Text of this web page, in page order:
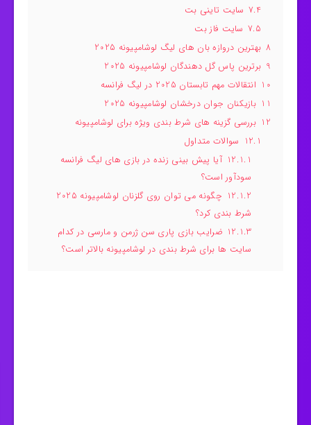
7.4 سایت تاینی بت
7.5 سایت فاز بت
8 بهترین دروازه‌ بان‌ های لیگ لوشامپیونه 2025
9 برترین پاس گل دهندگان لوشامپیونه 2025
10 انتقالات مهم تابستان 2025 در لیگ فرانسه
11 بازیکنان جوان درخشان لوشامپیونه 2025
12 بررسی گزینه‌ های شرط بندی ویژه برای لوشامپیونه
12.1 سوالات متداول
12.1.1 آیا پیش بینی زنده در بازی‌ های لیگ فرانسه
سودآور است؟
12.1.2
چگونه می‌ توان روی گلزنان لوشامپیونه 2025
شرط بندی کرد؟
12.1.3 ضرایب بازی پاری سن ژرمن و مارسی در کدام
سایت‌ ها برای شرط بندی در لوشامپیونه بالاتر است؟